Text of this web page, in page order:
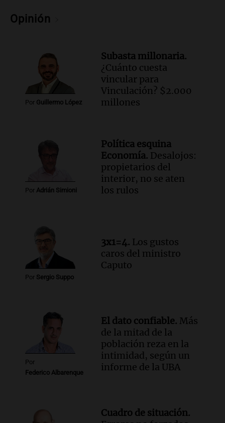
Noticias Rosario
compras de Antonella: bromas en
Rosario.
Ahora país
Episodios
Audio.José Roccuzzo, cortes de carne y
Episodios
Audio. Luciano Cáceres llega a Córdoba a
presentar “Paraíso”, una obra que
cuestiona certezas masculinas
Amamos Argentina
Opinión
Por Guillermo López
Subasta millonaria.
¿Cuánto cuesta
vincular para
Vinculación? $2.000
millones
Por Adrián Simioni
Política esquina
Economía. Desalojos:
propietarios del
interior, no se aten
los rulos
Por Sergio Suppo
3x1=4. Los gustos
caros del ministro
Caputo
Por
Federico Albarenque
El dato confiable. Más
de la mitad de la
población reza en la
intimidad, según un
informe de la UBA
Cuadro de situación.